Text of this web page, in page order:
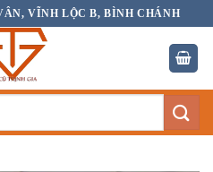
VĨNH LỘC B, BÌNH CHÁNH